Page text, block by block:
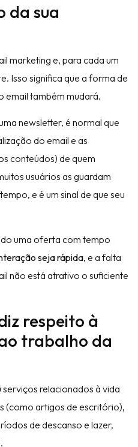
da sua
marketing e, para cada um
Isso significa que a forma de
email também mudará.
newsletter, é normal que
do email e as
conteúdos) de quem
usuários as guardam
e é um sinal de que seu
uma oferta com tempo
seja rápida, e a falta
não está atrativo o suficiente
respeito à
trabalho da
relacionados à vida
(como artigos de escritório),
de descanso e lazer,